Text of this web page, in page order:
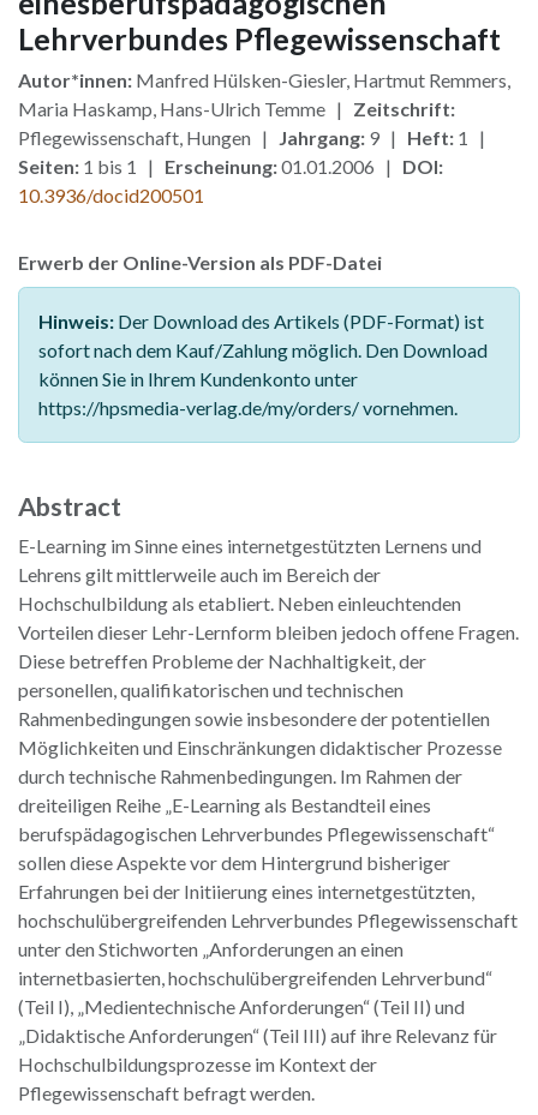
Lehrverbundes Pflegewissenschaft
Autor*innen: Manfred Hülsken-Giesler, Hartmut Remmers,
Maria Haskamp, Hans-Ulrich Temme | Zeitschrift:
Pflegewissenschaft, Hungen | Jahrgang: 9 | Heft: 1 |
Seiten: 1 bis 1 | Erscheinung:01.01.2006 | DOI:
10.3936/docid200501
Erwerb der Online-Version als PDF-Datei
Hinweis: Der Download des Artikels (PDF-Format) ist
sofort nach dem Kauf/Zahlung möglich. Den Download
können Sie in Ihrem Kundenkonto unter
https://hpsmedia-verlag.de/my/orders/ vornehmen.
Abstract
E-Learning im Sinne eines internetgestützten Lernens und
Lehrens gilt mittlerweile auch im Bereich der
Hochschulbildung als etabliert. Neben einleuchtenden
Vorteilen dieser Lehr-Lernform bleiben jedoch offene Fragen.
Diese betreffen Probleme der Nachhaltigkeit, der
personellen, qualifikatorischen und technischen
Rahmenbedingungen sowie insbesondere der potentiellen
Möglichkeiten und Einschränkungen didaktischer Prozesse
durch technische Rahmenbedingungen. Im Rahmen der
dreiteiligen Reihe „E-Learning als Bestandteil eines
berufspädagogischen Lehrverbundes Pflegewissenschaft“
sollen diese Aspekte vor dem Hintergrund bisheriger
Erfahrungen bei der Initiierung eines internetgestützten,
hochschulübergreifenden Lehrverbundes Pflegewissenschaft
unter den Stichworten „Anforderungen an einen
internetbasierten, hochschulübergreifenden Lehrverbund“
(Teil I), „Medientechnische Anforderungen“ (Teil II) und
„Didaktische Anforderungen“ (Teil III) auf ihre Relevanz für
Hochschulbildungsprozesse im Kontext der
Pflegewissenschaft befragt werden.